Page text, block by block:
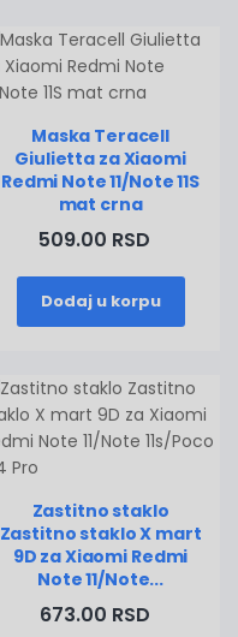
Maska Teracell
Giulietta za Xiaomi
Redmi Note 11/Note 11S
mat crna
509.00 RSD
Dodaj u korpu
Zastitno staklo
Zastitno staklo X mart
9D za Xiaomi Redmi
Note 11/Note...
673.00 RSD